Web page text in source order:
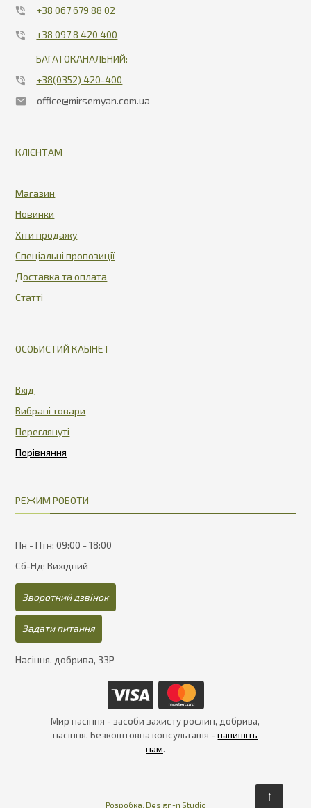
+38 067 679 88 02
+38 097 8 420 400
БАГАТОКАНАЛЬНИЙ:
+38(0352) 420-400
office@mirsemyan.com.ua
КЛІЄНТАМ
Магазин
Новинки
Хіти продажу
Спеціальні пропозиції
Доставка та оплата
Статті
ОСОБИСТИЙ КАБІНЕТ
Вхід
Вибрані товари
Переглянуті
РЕЖИМ РОБОТИ
Пн - Птн: 09:00 - 18:00
Сб-Нд: Вихідний
Зворотний дзвінок
Задати питання
Насіння, добрива, ЗЗР
Мир насіння - засоби захисту рослин, добрива,
насіння. Безкоштовна консультація -напишіть
нам.
Розробка: Design-n Studio
↑